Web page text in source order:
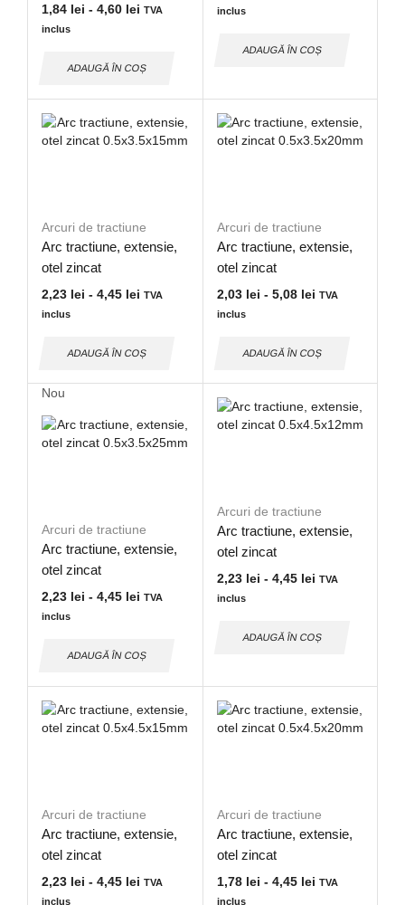
1,84 lei - 4,60 lei TVA
inclus
ADAUGĂ ÎN COȘ
inclus
ADAUGĂ ÎN COȘ
Arcuri de tractiune
Arc tractiune, extensie,
otel zincat
0.5×3.5x15mm
2,23 lei - 4,45 lei TVA
inclus
ADAUGĂ ÎN COȘ
Arcuri de tractiune
Arc tractiune, extensie,
otel zincat
0.5×3.5x20mm
2,03 lei - 5,08 lei TVA
inclus
ADAUGĂ ÎN COȘ
Nou
Arcuri de tractiune
Arc tractiune, extensie,
otel zincat
0.5×3.5x25mm
2,23 lei - 4,45 lei TVA
inclus
ADAUGĂ ÎN COȘ
Arcuri de tractiune
Arc tractiune, extensie,
otel zincat
0.5×4.5x12mm
2,23 lei - 4,45 lei TVA
inclus
ADAUGĂ ÎN COȘ
Arcuri de tractiune
Arc tractiune, extensie,
otel zincat
0.5×4.5x15mm
2,23 lei - 4,45 lei TVA
inclus
Arcuri de tractiune
Arc tractiune, extensie,
otel zincat
0.5×4.5x20mm
1,78 lei - 4,45 lei TVA
inclus